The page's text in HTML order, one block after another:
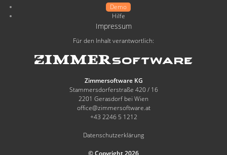
Demo
Hilfe
Impressum
Für den Inhalt verantwortlich:
Zimmersoftware KG
Stammersdorferstraße 420 / 16
2201 Gerasdorf bei Wien
office@zimmersoftware.at
+43 2246 5 1212
Datenschutzerklärung
© Copyright 2026